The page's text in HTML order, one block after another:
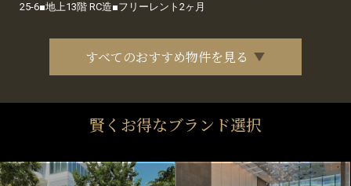
25-6■地上13階 RC造■フリーレント2ヶ月
すべてのおすすめ物件を見る
賢くお得なブランド選択